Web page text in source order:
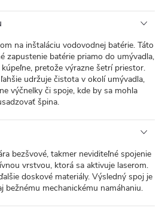
na inštaláciu vodovodnej batérie. Táto
zapustenie batérie priamo do umývadla,
pretože výrazne šetrí priestor.
udržuje čistota v okolí umývadla,
výčnelky či spoje, kde by sa mohla
špina.
bezšvové, takmer neviditeľné spojenie
vrstvou, ktorá sa aktivuje laserom.
doskové materiály. Výsledný spoj je
bežnému mechanickému namáhaniu.